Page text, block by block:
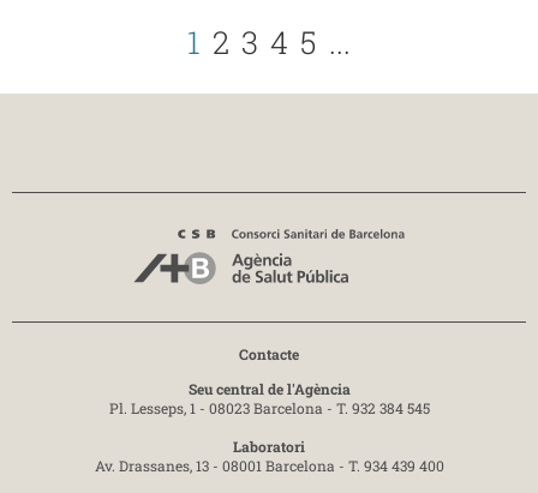
1 2 3 4 5 ...
Contacte
Seu central de l'Agència
Pl. Lesseps, 1 - 08023 Barcelona - T. 932 384 545
Laboratori
Av. Drassanes, 13 - 08001 Barcelona - T. 934 439 400